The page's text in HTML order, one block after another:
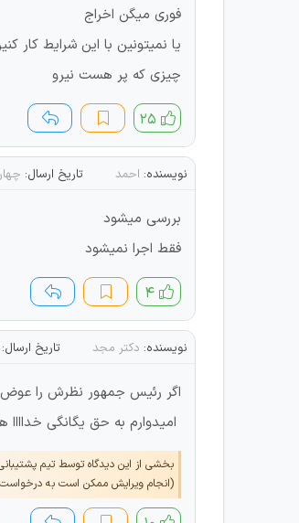
فوری میگن اخراج
یا نمیتونین با این شرایط کار
چیزی که پر هست نیرو
۲۵
نویسنده: احمد تاریخ ارسال: چهارشنبه
بررسی میشود
فقط اجرا نمیشود
۴
نویسنده: دکتر مجد تاریخ ارسال:
اگر رئیس جمهور نظرش را عوض
امیدوارم به حق یگانگی
بخشی از این دیدگاه توسط تیم
(انجام ویرایش ممکن است به درخواست